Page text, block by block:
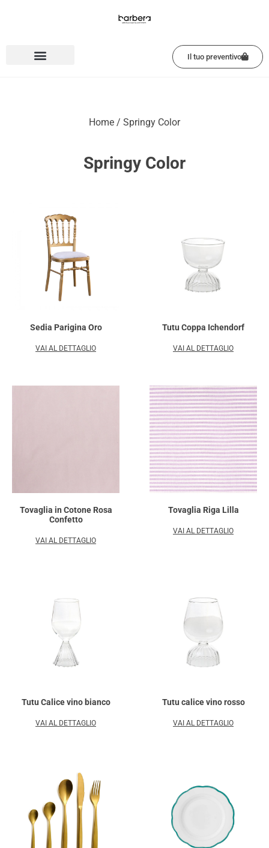
Il tuo preventivo
Home / Springy Color​
Springy Color​
Sedia Parigina Oro
VAI AL DETTAGLIO
Tutu Coppa Ichendorf
VAI AL DETTAGLIO
Tovaglia in Cotone Rosa
Confetto
VAI AL DETTAGLIO
Tovaglia Riga Lilla
VAI AL DETTAGLIO
Tutu Calice vino bianco
VAI AL DETTAGLIO
Tutu calice vino rosso
VAI AL DETTAGLIO